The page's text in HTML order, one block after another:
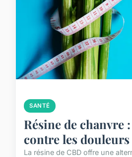
SANTÉ
Résine de chanvre
contre les
La résine de CBD offre une